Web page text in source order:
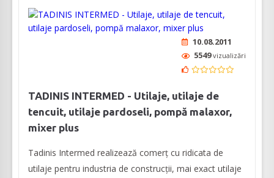
10.08.2011
5549vizualizări
TADINIS INTERMED - Utilaje, utilaje de
tencuit, utilaje pardoseli, pompă malaxor,
mixer plus
Tadinis Intermed realizează comerț cu ridicata de
utilaje pentru industria de construcții, mai exact utilaje